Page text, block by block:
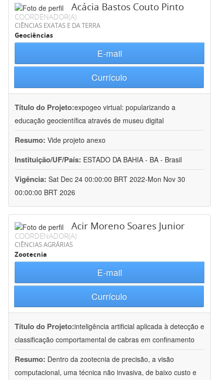
Acácia Bastos Couto Pinto
COORDENADOR(A)
CIÊNCIAS EXATAS E DA TERRA
Geociências
E-mail
Currículo
Título do Projeto:expogeo virtual: popularizando a
educação geocientífica através de museu digital
Resumo: Vide projeto anexo
Instituição/UF/País: ESTADO DA BAHIA - BA - Brasil
Vigência: Sat Dec 24 00:00:00 BRT 2022-Mon Nov 30
00:00:00 BRT 2026
Acir Moreno Soares Junior
COORDENADOR(A)
CIÊNCIAS AGRÁRIAS
Zootecnia
E-mail
Currículo
Título do Projeto:inteligência artificial aplicada à detecção e
classificação comportamental de cabras em confinamento
Resumo: Dentro da zootecnia de precisão, a visão
computacional, uma técnica não invasiva, de baixo custo e